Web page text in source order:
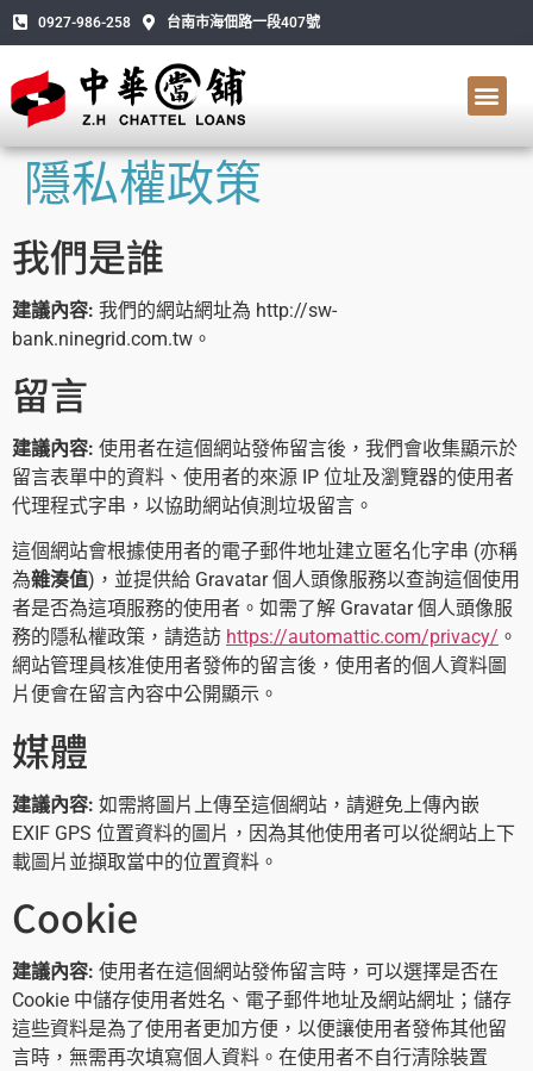
0927-986-258 台南市海佃路一段407號
隱私權政策
我們是誰
建議內容: 我們的網站網址為 http://sw-
bank.ninegrid.com.tw。
留言
建議內容: 使用者在這個網站發佈留言後，我們會收集顯示於
留言表單中的資料、使用者的來源 IP 位址及瀏覽器的使用者
代理程式字串，以協助網站偵測垃圾留言。
這個網站會根據使用者的電子郵件地址建立匿名化字串 (亦稱
為雜湊值)，並提供給 Gravatar 個人頭像服務以查詢這個使用
者是否為這項服務的使用者。如需了解 Gravatar 個人頭像服
務的隱私權政策，請造訪 https://automattic.com/privacy/ 。
網站管理員核准使用者發佈的留言後，使用者的個人資料圖
片便會在留言內容中公開顯示。
媒體
建議內容: 如需將圖片上傳至這個網站，請避免上傳內嵌
EXIF GPS 位置資料的圖片，因為其他使用者可以從網站上下
載圖片並擷取當中的位置資料。
Cookie
建議內容: 使用者在這個網站發佈留言時，可以選擇是否在
Cookie 中儲存使用者姓名、電子郵件地址及網站網址；儲存
這些資料是為了使用者更加方便，以便讓使用者發佈其他留
言時，無需再次填寫個人資料。在使用者不自行清除裝置